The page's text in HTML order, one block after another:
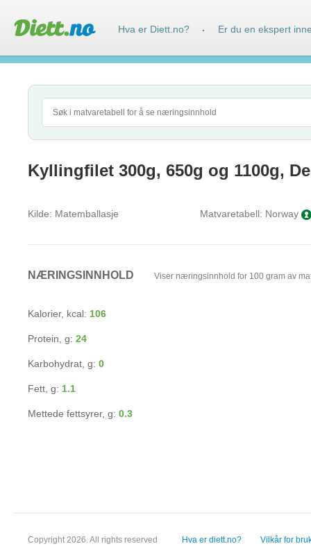
Kyllingfilet 300g, 650g og 1100g,
Kilde: Matemballasje Matvaretabell: Norway
NÆRINGSINNHOLD Viser næringsinnhold for 100 gram av
Kalorier, kcal: 106
Protein, g: 24
Karbohydrat, g: 0
Fett, g: 1.1
Mettede fettsyrer, g: 0.3
Copyright 2026. All rights reserved Hva er diett.no? Vilkår for
Hva er Diett.no? · Er du en ekspert